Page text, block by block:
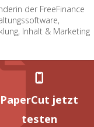
der FreeFinance
Inhalt & Marketing
PaperCut jetzt
testen